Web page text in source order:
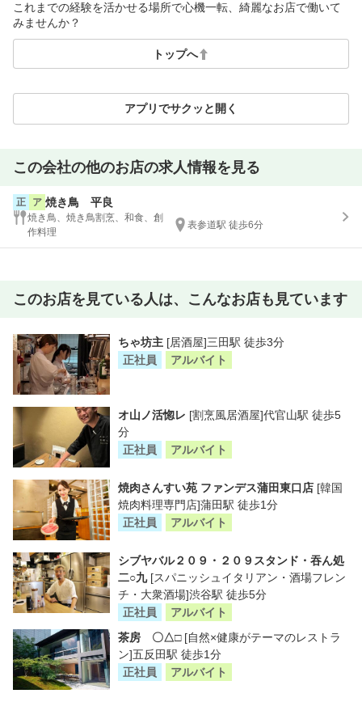
これまでの経験を活かせる場所で心機一転、綺麗なお店で働いて
みませんか？
トップへ
アプリでサクッと開く
この会社の他のお店の求人情報を見る
正 ア 焼き鳥 平良
焼き鳥、焼き鳥割烹、和食、創
作料理
表参道駅 徒歩6分
このお店を見ている人は、こんなお店も見ています
ちゃ坊主 [居酒屋]三田駅 徒歩3分
正社員
アルバイト
オ山ノ活惚レ [割烹風居酒屋]代官山駅 徒歩5
分
正社員
アルバイト
焼肉さんすい苑 ファンデス蒲田東口店 [韓国
焼肉料理専門店]蒲田駅 徒歩1分
正社員
アルバイト
シブヤバル２０９・２０９スタンド・吞ん処
二○九 [スパニッシュイタリアン・酒場フレン
チ・大衆酒場]渋谷駅 徒歩5分
正社員
アルバイト
茶房 〇△□ [自然×健康がテーマのレストラ
ン]五反田駅 徒歩1分
正社員
アルバイト